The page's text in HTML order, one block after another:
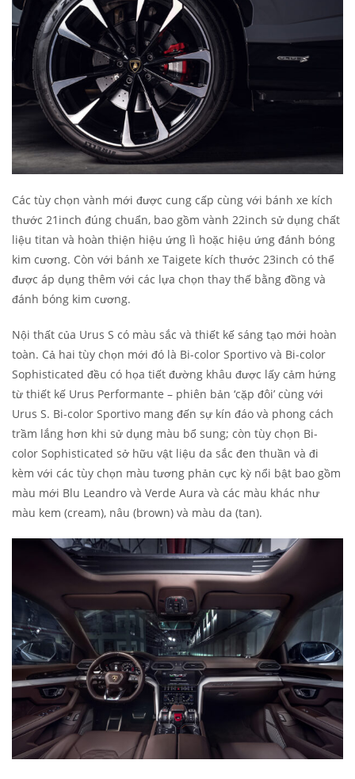
Các tùy chọn vành mới được cung cấp cùng với bánh xe kích
thước 21inch đúng chuẩn, bao gồm vành 22inch sử dụng chất
liệu titan và hoàn thiện hiệu ứng lì hoặc hiệu ứng đánh bóng
kim cương. Còn với bánh xe Taigete kích thước 23inch có thể
được áp dụng thêm với các lựa chọn thay thế bằng đồng và
đánh bóng kim cương.
Nội thất của Urus S có màu sắc và thiết kế sáng tạo mới hoàn
toàn. Cả hai tùy chọn mới đó là Bi-color Sportivo và Bi-color
Sophisticated đều có họa tiết đường khâu được lấy cảm hứng
từ thiết kế Urus Performante – phiên bản ‘cặp đôi’ cùng với
Urus S. Bi-color Sportivo mang đến sự kín đáo và phong cách
trầm lắng hơn khi sử dụng màu bổ sung; còn tùy chọn Bi-
color Sophisticated sở hữu vật liệu da sắc đen thuần và đi
kèm với các tùy chọn màu tương phản cực kỳ nổi bật bao gồm
màu mới Blu Leandro và Verde Aura và các màu khác như
màu kem (cream), nâu (brown) và màu da (tan).